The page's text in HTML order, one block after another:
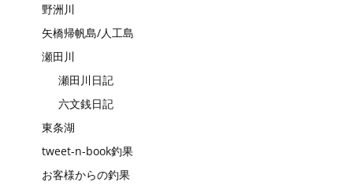
野洲川
矢橋帰帆島/人工島
瀬田川
瀬田川日記
六文銭日記
東条湖
tweet-n-book釣果
お客様からの釣果